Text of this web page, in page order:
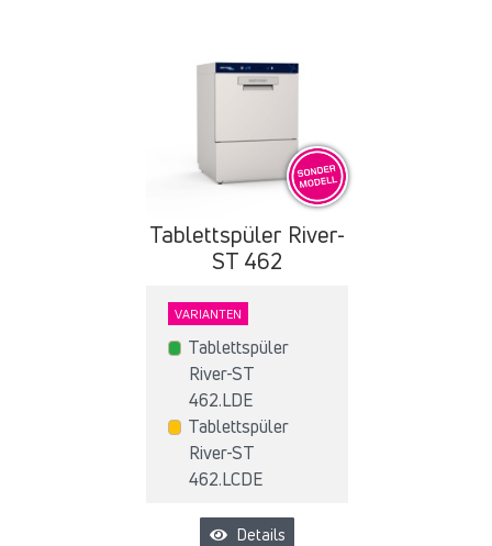
Tablettspüler River-
ST 462
VARIANTEN
Tablettspüler
River-ST
462.LDE
Tablettspüler
River-ST
462.LCDE
Details